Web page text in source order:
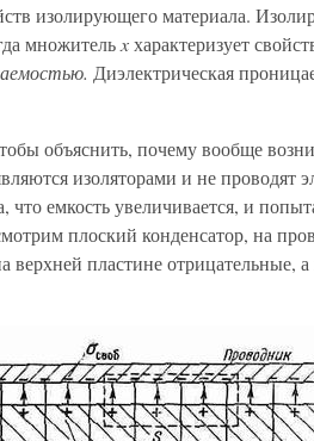
изолирующего материала.
множитель xхарактеризует
Диэлектрическая
объяснить, почему вообще
изоляторами и не проводят
емкость увеличивается, и
плоский конденсатор, на
верхней пластине